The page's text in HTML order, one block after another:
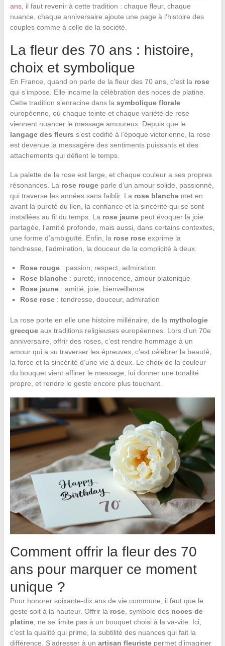
ans, il faut revenir à cette tradition : chaque fleur, chaque
nuance, chaque anniversaire ajoute une page à l’histoire des
couples comme à celle de la société.
La fleur des 70 ans : histoire,
choix et symbolique
En France, quand on parle de la fleur des 70 ans, c’est la rose
qui s’impose. Elle incarne la célébration des noces de platine.
Cette tradition s’enracine dans la symbolique florale
européenne, où chaque teinte et chaque variété de rose
viennent nuancer le message amoureux. Depuis que le
langage des fleurs s’est codifié à l’époque victorienne, la rose
est devenue la messagère des sentiments puissants et des
attachements qui défient le temps.
La palette de la rose est large, et chaque couleur a ses propres
résonances. La rose rougeparle d’un amour solide, passionné,
qui traverse les années sans faiblir. La rose blanchemet en
avant la pureté du lien, la confiance et la sincérité qui se sont
installées au fil du temps. La rose jaunepeut évoquer la joie
partagée, l’amitié profonde, mais aussi, dans certains contextes,
une forme d’ambiguïté. Enfin, la rose roseexprime la
tendresse, l’admiration, la douceur de la complicité à deux.
Rose rouge: passion, respect, admiration
Rose blanche: pureté, innocence, amour platonique
Rose jaune: amitié, joie, bienveillance
Rose rose: tendresse, douceur, admiration
La rose porte en elle une histoire millénaire, de la mythologie
grecqueaux traditions religieuses européennes. Lors d’un 70e
anniversaire, offrir des roses, c’est rendre hommage à un
amour qui a su traverser les épreuves, c’est célébrer la beauté,
la force et la sincérité d’une vie à deux. Le choix de la couleur
du bouquet vient affiner le message, lui donner une tonalité
propre, et rendre le geste encore plus touchant.
Comment offrir la fleur des 70
ans pour marquer ce moment
unique ?
Pour honorer soixante-dix ans de vie commune, il faut que le
geste soit à la hauteur. Offrir la rose, symbole des noces de
platine, ne se limite pas à un bouquet choisi à la va-vite. Ici,
c’est la qualité qui prime, la subtilité des nuances qui fait la
différence. S’adresser à un artisan fleuristepermet d’imaginer